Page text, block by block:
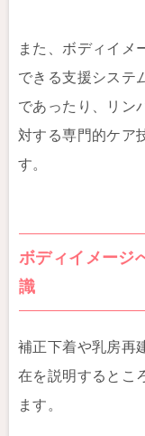
また、ボディイメ
できる支援システ
であったり、リン
対する専門的ケア
す。
ボディイメージ
識
補正下着や乳房再
在を説明するとこ
ます。